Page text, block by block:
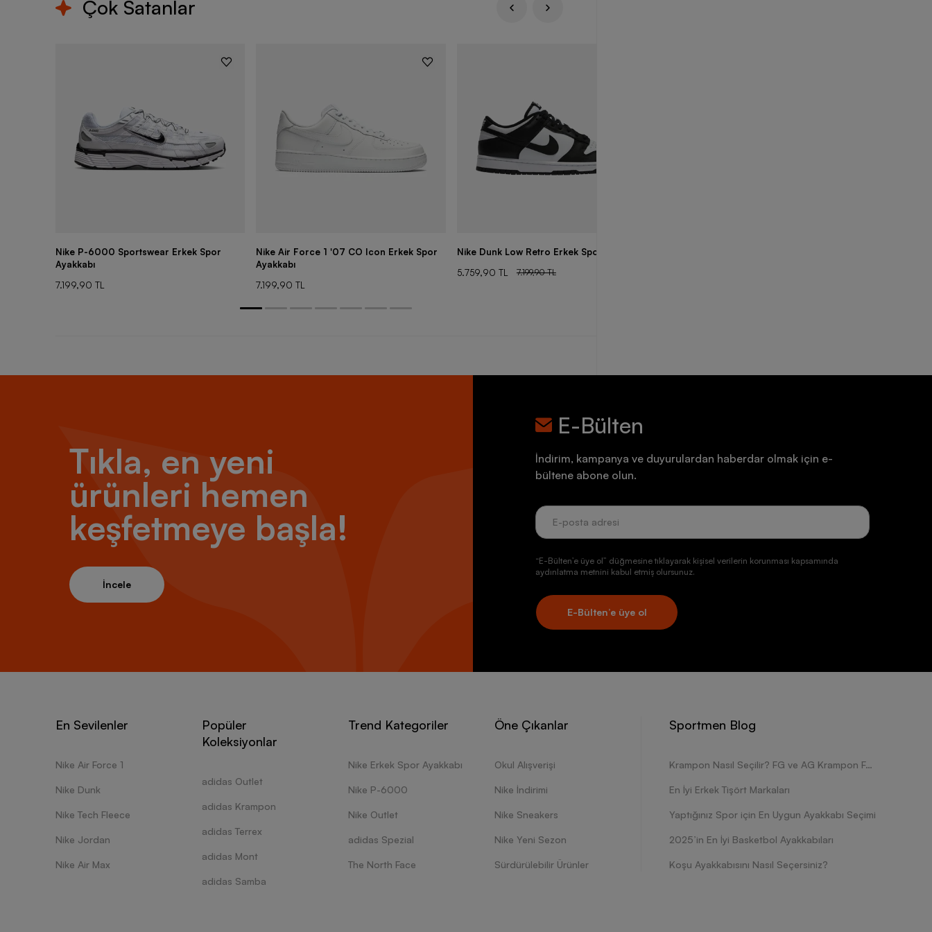
Çok Satanlar
Nike P-6000 Sportswear Erkek Spor
Ayakkabı
7.199,90 TL
Nike Air Force 1 '07 CO Icon Erkek Spor
Ayakkabı
7.199,90 TL
Nike Dunk Low Retro Erkek Spor Ayakkabı
5.759,90 TL
7.199,90 TL
Tıkla, en yeni
ürünleri hemen
keşfetmeye başla!
İncele
E-Bülten
İndirim, kampanya ve duyurulardan haberdar olmak için e-
bültene abone olun.
“E-Bülten’e üye ol” düğmesine tıklayarak kişisel verilerin korunması kapsamında
aydınlatma metnini kabul etmiş olursunuz.
E-Bülten’e üye ol
En Sevilenler
Nike Air Force 1
Nike Dunk
Nike Tech Fleece
Nike Jordan
Nike Air Max
Popüler
Koleksiyonlar
adidas Outlet
adidas Krampon
adidas Terrex
adidas Mont
adidas Samba
Trend Kategoriler
Nike Erkek Spor Ayakkabı
Nike P-6000
Nike Outlet
adidas Spezial
The North Face
Öne Çıkanlar
Okul Alışverişi
Nike İndirimi
Nike Sneakers
Nike Yeni Sezon
Sürdürülebilir Ürünler
Sportmen Blog
Krampon Nasıl Seçilir? FG ve AG Krampon Farkları Nelerdir?
En İyi Erkek Tişört Markaları
Yaptığınız Spor için En Uygun Ayakkabı Seçimi
2025’in En İyi Basketbol Ayakkabıları
Koşu Ayakkabısını Nasıl Seçersiniz?